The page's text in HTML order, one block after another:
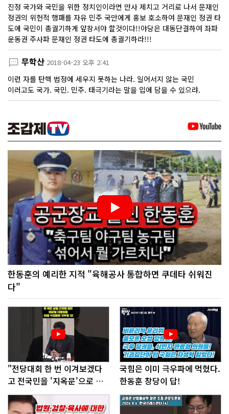
진정 국가와 국민을 위한 정치인이라면 만사 제치고 거리로 나서 문재인
정권의 위헌적 행패를 자유 민주 국만에게 홍보 호소하여 문재인 정권 타
도에 국민이 총궐기하게 앞장서야 할것이다!!야당은 대동단결하여 좌파
운동권 주사파 문재인 정권 타도에 총궐기하라!!!
무학산 2018-04-23 오후 2:41
이런 자를 탄핵 법정에 세우지 못하는 나라. 일어서지 않는 국민
이러고도 국가. 국민. 민주. 태극기라는 말을 입에 담을 수 있으랴.
한동훈의 예리한 지적 "육해공사 통합하면 쿠데타 쉬워진
다"
"전당대회 한 번 이겨보겠다
고 전국민을 '지옥문'으로 밀
어!"
국힘은 이미 극우파에 먹혔다.
한동훈 창당이 답!